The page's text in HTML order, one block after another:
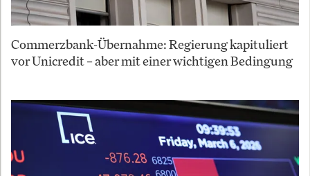
Commerzbank-Übernahme: Regierung kapituliert
vor Unicredit – aber mit einer wichtigen Bedingung